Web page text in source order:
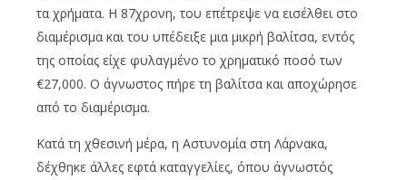
τα χρήματα. Η 87χρονη, του επέτρεψε να εισέλθει στο
διαμέρισμα και του υπέδειξε μια μικρή βαλίτσα, εντός
της οποίας είχε φυλαγμένο το χρηματικό ποσό των
€27,000. Ο άγνωστος πήρε τη βαλίτσα και αποχώρησε
από το διαμέρισμα.
Κατά τη χθεσινή μέρα, η Αστυνομία στη Λάρνακα,
δέχθηκε άλλες εφτά καταγγελίες, όπου άγνωστός